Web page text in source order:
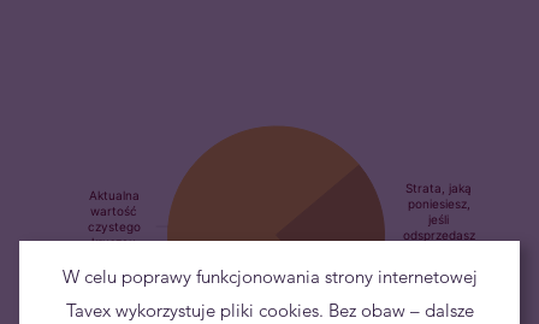
W celu poprawy funkcjonowania strony internetowej
Tavex wykorzystuje pliki cookies. Bez obaw – dalsze